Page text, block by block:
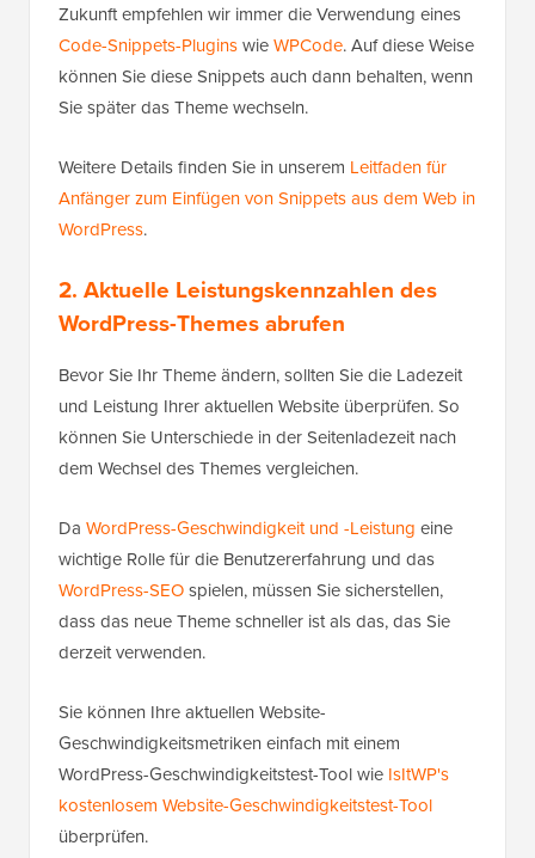
Zukunft empfehlen wir immer die Verwendung eines
Code-Snippets-PluginswieWPCode. Auf diese Weise
können Sie diese Snippets auch dann behalten, wenn
Sie später das Theme wechseln.
Weitere Details finden Sie in unserem Leitfaden für
Anfänger zum Einfügen von Snippets aus dem Web in
WordPress.
2. Aktuelle Leistungskennzahlen des
WordPress-Themes abrufen
Bevor Sie Ihr Theme ändern, sollten Sie die Ladezeit
und Leistung Ihrer aktuellen Website überprüfen. So
können Sie Unterschiede in der Seitenladezeit nach
dem Wechsel des Themes vergleichen.
Da WordPress-Geschwindigkeit und -Leistung eine
wichtige Rolle für die Benutzererfahrung und das
WordPress-SEOspielen, müssen Sie sicherstellen,
dass das neue Theme schneller ist als das, das Sie
derzeit verwenden.
Sie können Ihre aktuellen Website-
Geschwindigkeitsmetriken einfach mit einem
WordPress-Geschwindigkeitstest-Tool wie IsItWP's
kostenlosem Website-Geschwindigkeitstest-Tool
überprüfen.